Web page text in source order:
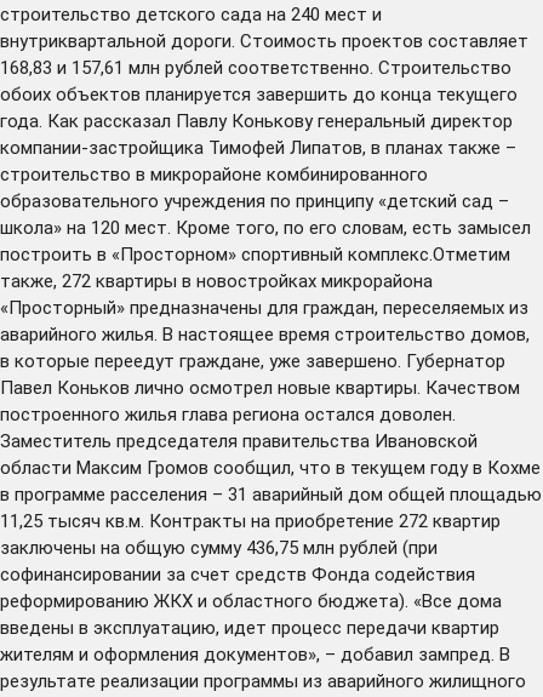
строительство детского сада на 240 мест и
внутриквартальной дороги. Стоимость проектов составляет
168,83 и 157,61 млн рублей соответственно. Строительство
обоих объектов планируется завершить до конца текущего
года. Как рассказал Павлу Конькову генеральный директор
компании-застройщика Тимофей Липатов, в планах также –
строительство в микрорайоне комбинированного
образовательного учреждения по принципу «детский сад –
школа» на 120 мест. Кроме того, по его словам, есть замысел
построить в «Просторном» спортивный комплекс.Отметим
также, 272 квартиры в новостройках микрорайона
«Просторный» предназначены для граждан, переселяемых из
аварийного жилья. В настоящее время строительство домов,
в которые переедут граждане, уже завершено. Губернатор
Павел Коньков лично осмотрел новые квартиры. Качеством
построенного жилья глава региона остался доволен.
Заместитель председателя правительства Ивановской
области Максим Громов сообщил, что в текущем году в Кохме
в программе расселения – 31 аварийный дом общей площадью
11,25 тысяч кв.м. Контракты на приобретение 272 квартир
заключены на общую сумму 436,75 млн рублей (при
софинансировании за счет средств Фонда содействия
реформированию ЖКХ и областного бюджета). «Все дома
введены в эксплуатацию, идет процесс передачи квартир
жителям и оформления документов», – добавил зампред. В
результате реализации программы из аварийного жилищного